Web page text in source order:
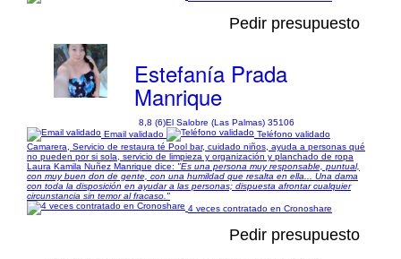
Pedir presupuesto
Estefanía Prada
Manrique
8,8 (6)El Salobre (Las Palmas) 35106
Email validado
Teléfono validado
Camarera, Servicio de restaura té Pool bar, cuidado niños, ayuda a personas qué
no pueden por si sola, servicio de limpieza y organización y planchado de ropa
Laura Kamila Nuñez Manrique dice: "Es una persona muy responsable, puntual,
con muy buen don de gente, con una humildad que resalta en ella... Una dama
con toda la disposición en ayudar a las personas; dispuesta afrontar cualquier
circunstancia sin temor al fracaso."
4 veces contratado en Cronoshare
Pedir presupuesto